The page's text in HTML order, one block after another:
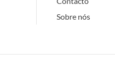
Sobre nós